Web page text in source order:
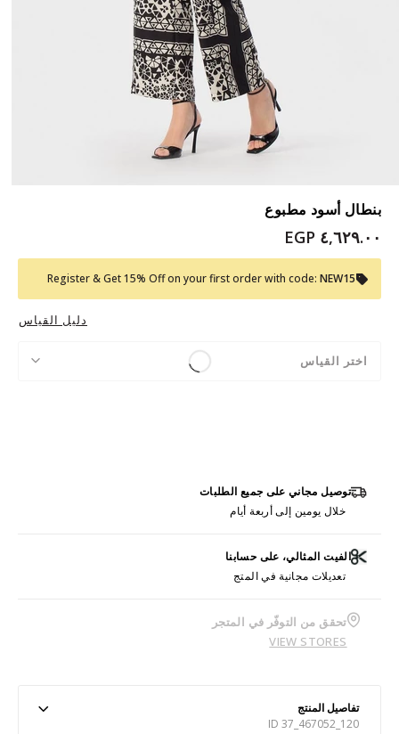
بنطال أسود مطبوع
٤,٦٢٩.٠٠ EGP
Register & Get 15% Off on your first order with code: NEW15
دليل القياس
اختر القياس
توصيل مجاني على جميع الطلبات
خلال يومين إلى أربعة أيام
الفيت المثالي، على حسابنا
تعديلات مجانية في المتج
تحقق من التوفّر في المتجر
VIEW STORES
تفاصيل المنتج
ID 37_467052_120